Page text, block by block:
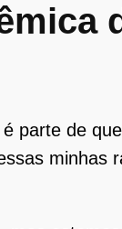
parte de
minhas